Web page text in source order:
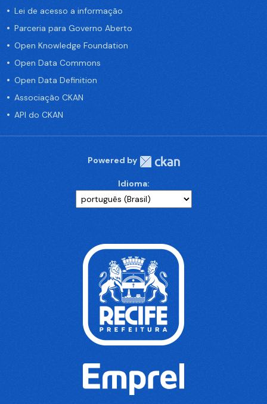
Lei de acesso a informação
Parceria para Governo Aberto
Open Knowledge Foundation
Open Data Commons
Open Data Definition
Associação CKAN
API do CKAN
Powered by
Idioma